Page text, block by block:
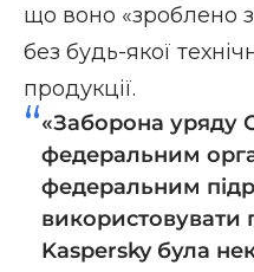
що воно «зроблено
без будь-якої
продукції.
«Заборона уряду
федеральним
федеральним
використовувати
Kaspersky була